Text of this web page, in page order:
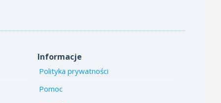
Informacje
Polityka prywatności
Pomoc